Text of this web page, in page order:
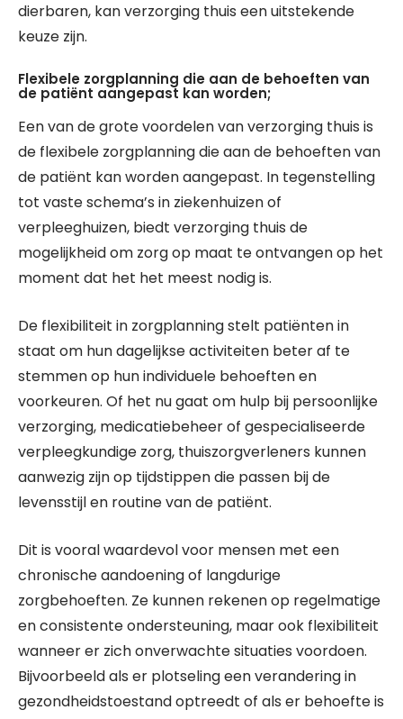
dierbaren, kan verzorging thuis een uitstekende
keuze zijn.
Flexibele zorgplanning die aan de behoeften van
de patiënt aangepast kan worden;
Een van de grote voordelen van verzorging thuis is
de flexibele zorgplanning die aan de behoeften van
de patiënt kan worden aangepast. In tegenstelling
tot vaste schema’s in ziekenhuizen of
verpleeghuizen, biedt verzorging thuis de
mogelijkheid om zorg op maat te ontvangen op het
moment dat het het meest nodig is.
De flexibiliteit in zorgplanning stelt patiënten in
staat om hun dagelijkse activiteiten beter af te
stemmen op hun individuele behoeften en
voorkeuren. Of het nu gaat om hulp bij persoonlijke
verzorging, medicatiebeheer of gespecialiseerde
verpleegkundige zorg, thuiszorgverleners kunnen
aanwezig zijn op tijdstippen die passen bij de
levensstijl en routine van de patiënt.
Dit is vooral waardevol voor mensen met een
chronische aandoening of langdurige
zorgbehoeften. Ze kunnen rekenen op regelmatige
en consistente ondersteuning, maar ook flexibiliteit
wanneer er zich onverwachte situaties voordoen.
Bijvoorbeeld als er plotseling een verandering in
gezondheidstoestand optreedt of als er behoefte is